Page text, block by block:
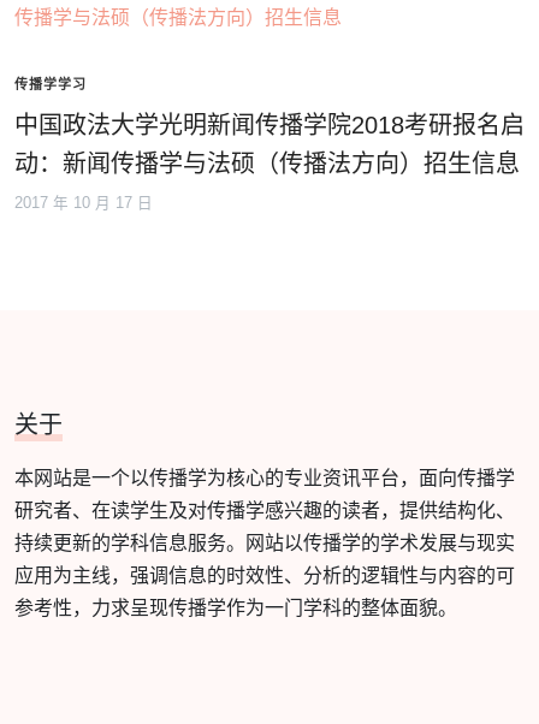
传播学学习
中国政法大学光明新闻传播学院2018考研报名启
动：新闻传播学与法硕（传播法方向）招生信息
2017 年 10 月 17 日
关于
本网站是一个以传播学为核心的专业资讯平台，面向传播学
研究者、在读学生及对传播学感兴趣的读者，提供结构化、
持续更新的学科信息服务。网站以传播学的学术发展与现实
应用为主线，强调信息的时效性、分析的逻辑性与内容的可
参考性，力求呈现传播学作为一门学科的整体面貌。